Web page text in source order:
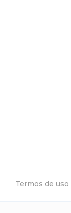
Termos de